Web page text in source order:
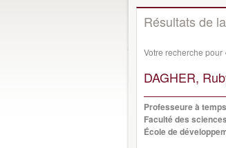
Résultats de
Votre recherche pour
DAGHER,
Professeure à
Faculté des
École de